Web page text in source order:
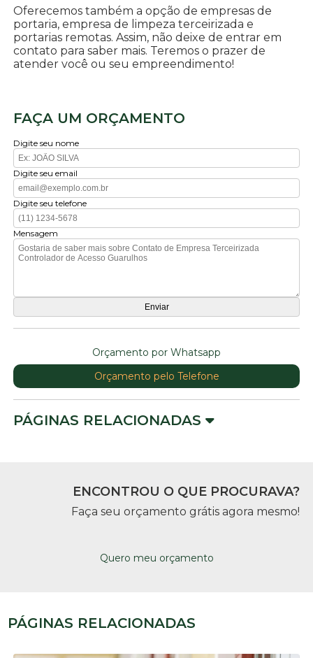
Oferecemos também a opção de empresas de
portaria, empresa de limpeza terceirizada e
portarias remotas. Assim, não deixe de entrar em
contato para saber mais. Teremos o prazer de
atender você ou seu empreendimento!
FAÇA UM ORÇAMENTO
Digite seu nome
Digite seu email
Digite seu telefone
Mensagem
Orçamento por Whatsapp
Orçamento pelo Telefone
PÁGINAS RELACIONADAS
ENCONTROU O QUE PROCURAVA?
Faça seu orçamento grátis agora mesmo!
Quero meu orçamento
PÁGINAS RELACIONADAS